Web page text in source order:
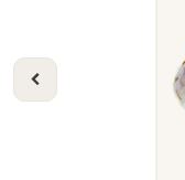
VORIGE